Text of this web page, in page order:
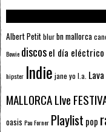
Albert Petitblurbn mallorca
Bowie discosel día eléctrico
hipster Indie jane yo l.a.
MALLORCA LIve
oasis Pau Forner Playlist pop